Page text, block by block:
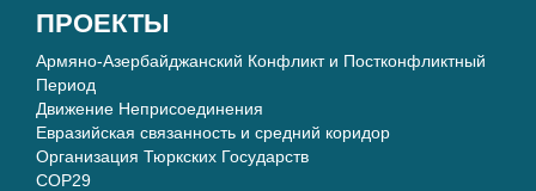
ПРОЕКТЫ
Армяно-Азербайджанский Конфликт и Постконфликтный
Период
Движение Неприсоединения
Евразийская связанность и средний коридор
Организация Тюркских Государств
COP29